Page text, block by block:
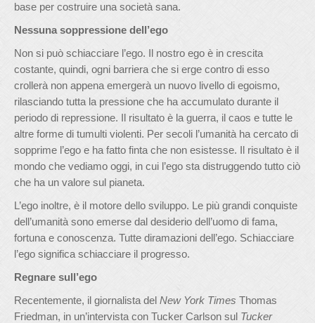
base per costruire una società sana.
Nessuna soppressione dell’ego
Non si può schiacciare l’ego. Il nostro ego è in crescita
costante, quindi, ogni barriera che si erge contro di esso
crollerà non appena emergerà un nuovo livello di egoismo,
rilasciando tutta la pressione che ha accumulato durante il
periodo di repressione. Il risultato è la guerra, il caos e tutte le
altre forme di tumulti violenti. Per secoli l’umanità ha cercato di
sopprime l’ego e ha fatto finta che non esistesse. Il risultato è il
mondo che vediamo oggi, in cui l’ego sta distruggendo tutto ciò
che ha un valore sul pianeta.
L’ego inoltre, è il motore dello sviluppo. Le più grandi conquiste
dell’umanità sono emerse dal desiderio dell’uomo di fama,
fortuna e conoscenza. Tutte diramazioni dell’ego. Schiacciare
l’ego significa schiacciare il progresso.
Regnare sull’ego
Recentemente, il giornalista del New York Times Thomas
Friedman, in un’intervista con Tucker Carlson sul Tucker